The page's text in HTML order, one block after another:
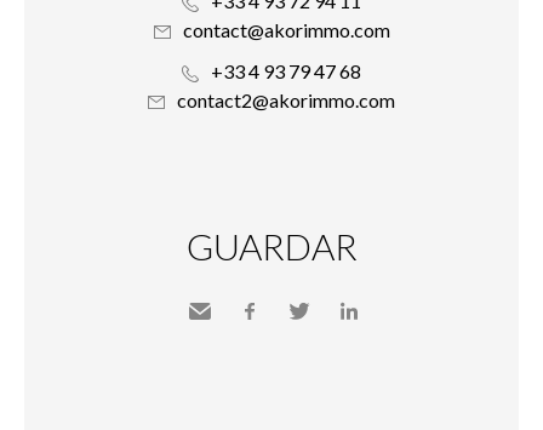
contact@akorimmo.com
+33 4 93 79 47 68
contact2@akorimmo.com
GUARDAR